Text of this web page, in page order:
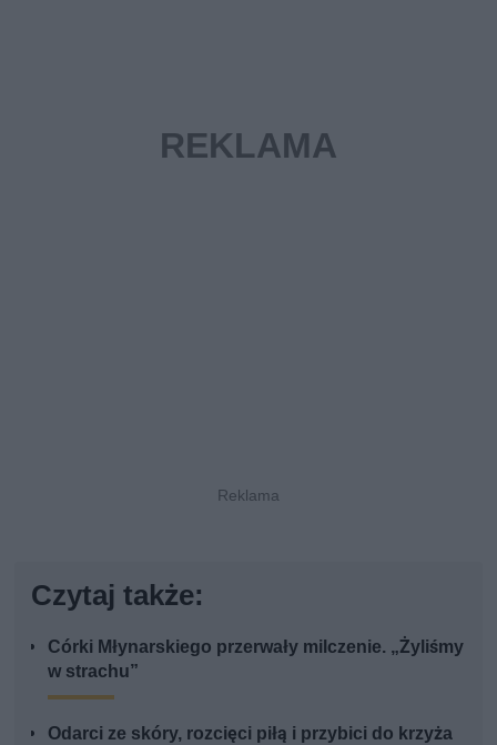
Czytaj także:
Córki Młynarskiego przerwały milczenie. „Żyliśmy
w strachu”
Odarci ze skóry, rozcięci piłą i przybici do krzyża